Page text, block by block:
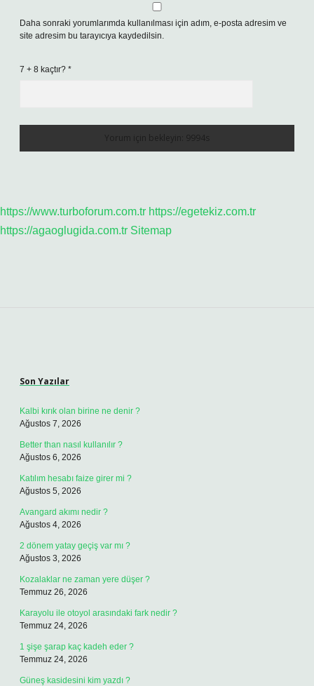
Daha sonraki yorumlarımda kullanılması için adım, e-posta adresim ve
site adresim bu tarayıcıya kaydedilsin.
7 + 8 kaçtır? *
https://www.turboforum.com.tr https://egetekiz.com.tr
https://agaoglugida.com.tr Sitemap
Son Yazılar
Kalbi kırık olan birine ne denir ?
Ağustos 7, 2026
Better than nasıl kullanılır ?
Ağustos 6, 2026
Katılım hesabı faize girer mi ?
Ağustos 5, 2026
Avangard akımı nedir ?
Ağustos 4, 2026
2 dönem yatay geçiş var mı ?
Ağustos 3, 2026
Kozalaklar ne zaman yere düşer ?
Temmuz 26, 2026
Karayolu ile otoyol arasındaki fark nedir ?
Temmuz 24, 2026
1 şişe şarap kaç kadeh eder ?
Temmuz 24, 2026
Güneş kasidesini kim yazdı ?